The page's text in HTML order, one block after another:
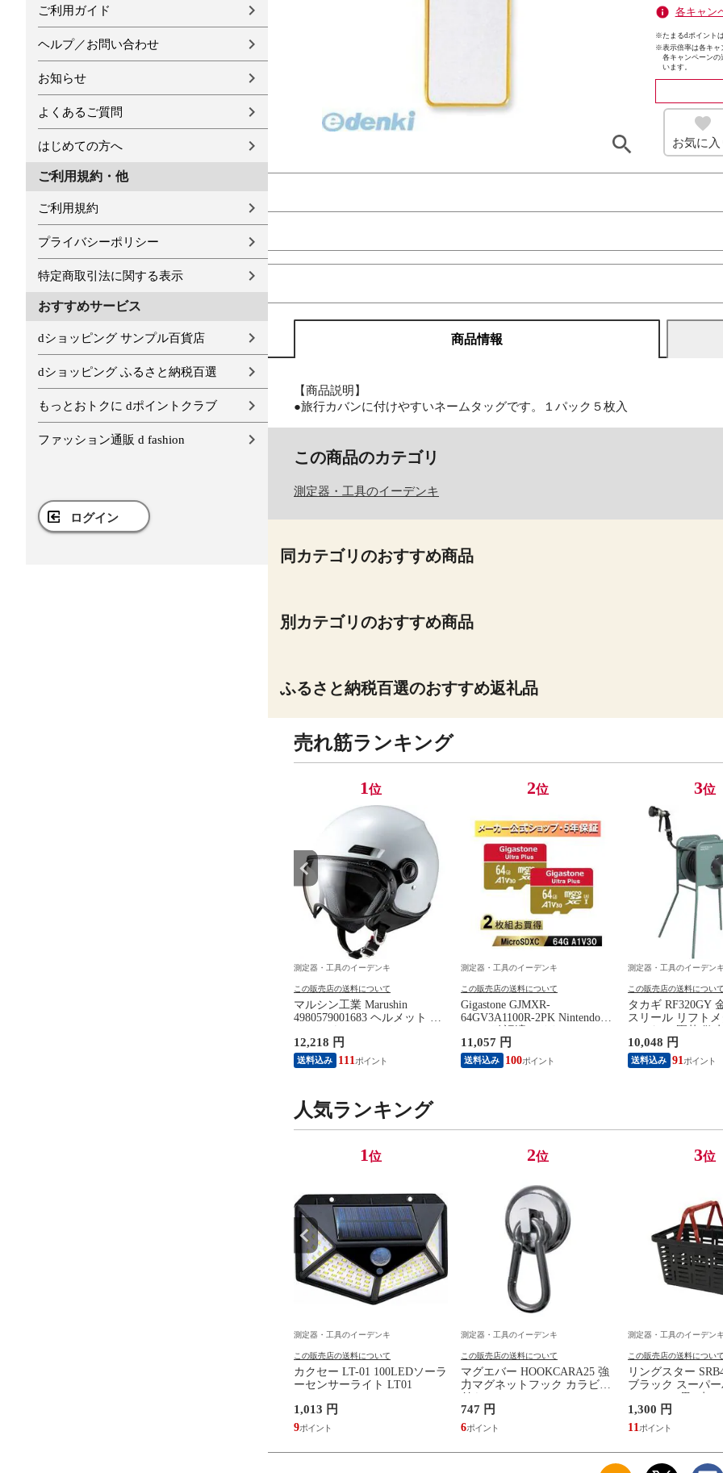
ご利用ガイド
ヘルプ／お問い合わせ
お知らせ
よくあるご質問
はじめての方へ
ご利用規約・他
ご利用規約
プライバシーポリシー
特定商取引法に関する表示
おすすめサービス
dショッピング サンプル百貨店
dショッピング ふるさと納税百選
もっとおトクに dポイントクラブ
ファッション通販 d fashion
ログイン
各キャン
※たまるdポイント
※表示倍率は各キャ
各キャンペーンの
います。
お気に入
商品情報
【商品説明】
●旅行カバンに付けやすいネームタッグです。１パック５枚入
この商品のカテゴリ
測定器・工具のイーデンキ
同カテゴリのおすすめ商品
別カテゴリのおすすめ商品
ふるさと納税百選のおすすめ返礼品
売れ筋ランキング
1位
測定器・工具のイーデンキ
この販売店の送料について
マルシン工業 Marushin
4980579001683 ヘルメット MS
12,218 円
送料込み 111
2位
測定器・工具のイーデンキ
この販売店の送料について
Gigastone GJMXR-
64GV3A1100R-2PK Nintendo
ド 64GB 2枚セット SDXC
microSD microsdカードA1 V30
U3 クラス10 Ultra HD 4K 超高
11,057 円
送料込み 100
3位
測定器・工具のイーデンキ
この販売店の送料について
タカギ RF320GY
スリール リフトメ
納 巻き取り簡単
カー2年間保証】
10,048 円
送料込み 91
人気ランキング
1位
測定器・工具のイーデンキ
この販売店の送料について
カクセー LT-01 100LEDソーラ
ーセンサーライト LT01
1,013 円
9
2位
測定器・工具のイーデンキ
この販売店の送料について
マグエバー HOOKCARA25 強
力マグネットフック カラビナ
747 円
6
3位
測定器・工具のイーデンキ
この販売店の送料について
リングスター
ブラック スーパー
1,300 円
11